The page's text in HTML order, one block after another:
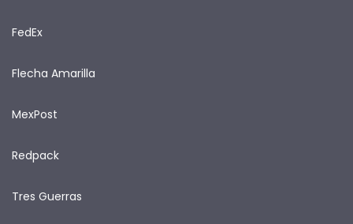
FedEx
Flecha Amarilla
MexPost
Redpack
Tres Guerras